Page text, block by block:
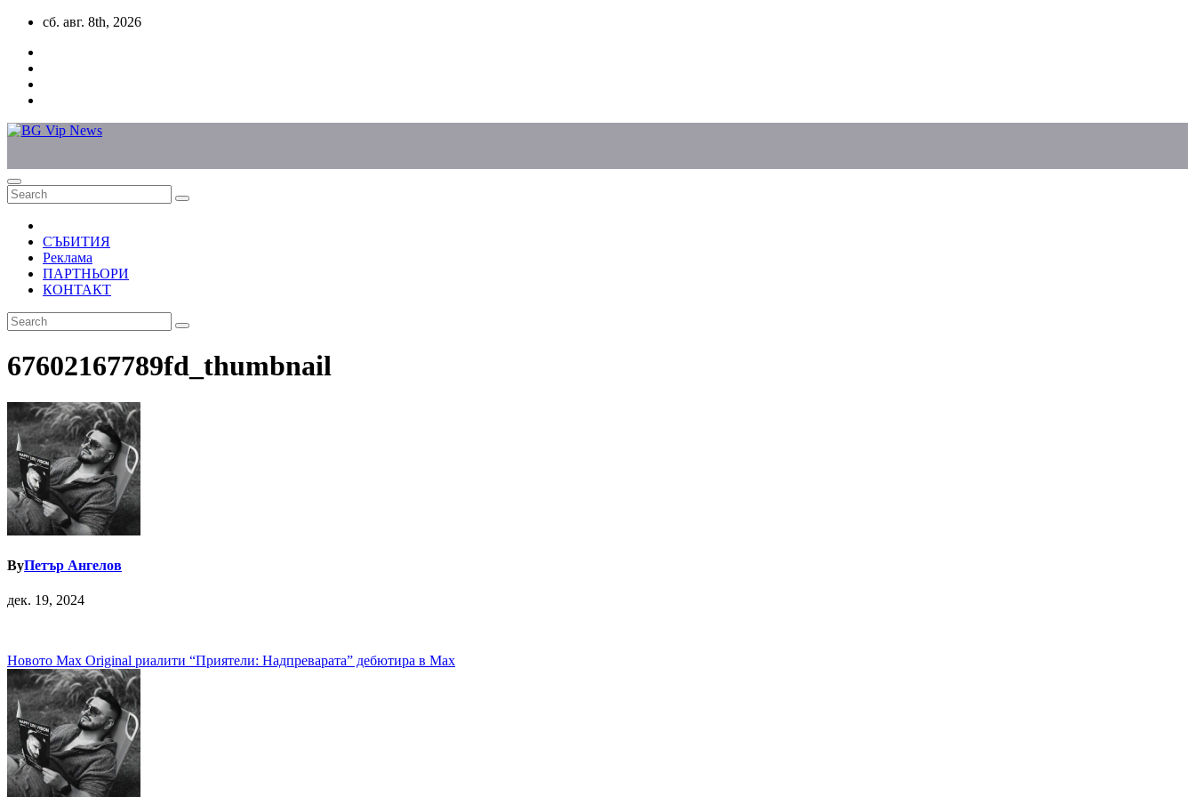
Skip
content
сб. авг. 8th, 2026
СЪБИТИЯ
Реклама
ПАРТНЬОРИ
КОНТАКТ
67602167789fd_thumbnail
ByПетър Ангелов
дек. 19, 2024
Навигация
Новото Max Original риалити “Приятели: Надпреварата” дебютира в Max